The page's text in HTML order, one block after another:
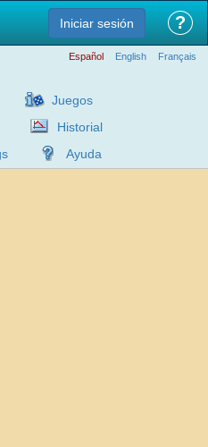
Iniciar sesión ?
Español English Français
Juegos
Historial
Ayuda